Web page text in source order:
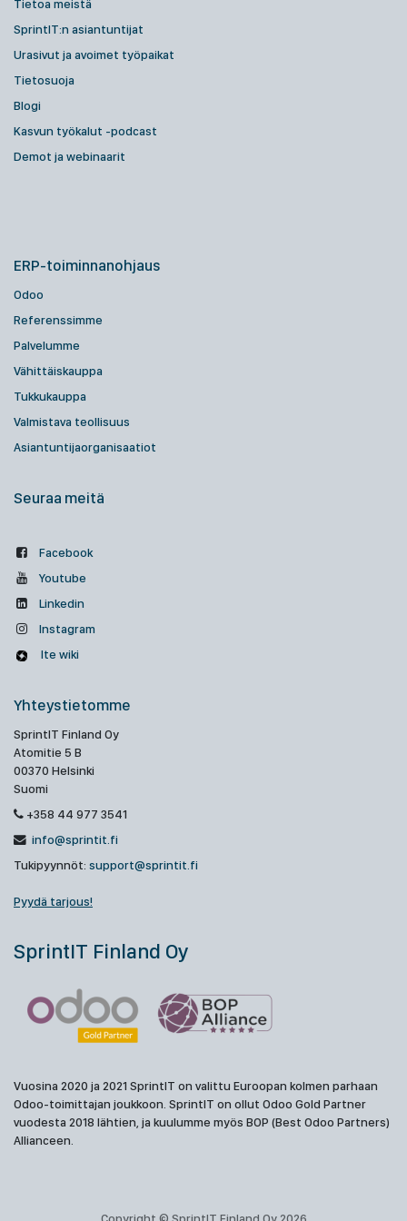
Tietoa meistä
SprintIT:n asiantuntijat
Urasivut ja avoimet työpaikat
Tietosuoja
Blogi
Kasvun työkalut -podcast
Demot ja webinaarit
ERP-toiminnanohjaus
Odoo
Referenssimme
Palvelumme
Vähittäiskauppa
Tukkukauppa
Valmistava teollisuus
Asiantuntijaorganisaatiot
Seuraa meitä
Facebook
Youtube
Linkedin
Instagram
Ite wiki
Yhteystietomme
SprintIT Finland Oy
Atomitie 5 B
00370 Helsinki
Suomi
+358 44 977 3541
info@sprintit.fi
Tukipyynnöt: support@sprintit.fi
Pyydä tarjous!
SprintIT Finland Oy
Vuosina 2020 ja 2021 SprintIT on valittu Euroopan kolmen parhaan
Odoo-toimittajan joukkoon. SprintIT on ollut Odoo Gold Partner
vuodesta 2018 lähtien, ja kuulumme myös BOP (Best Odoo Partners)
Allianceen.
Copyright © SprintIT Finland Oy 2026